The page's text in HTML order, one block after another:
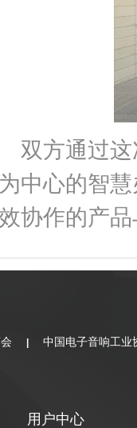
双方通过
为中心的智
协作的产
中国电子音响工业
用户中心